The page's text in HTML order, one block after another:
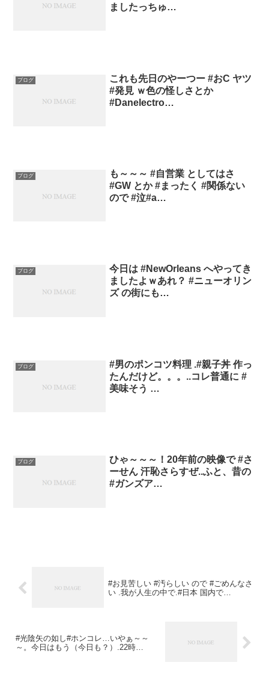
ましたっちゅ…
ブログ
これも先日のやーつー #おC ヤツ
#発見 ｗ色の怪しさとか
#Danelectro…
ブログ
も～～～ #自営業 としてはさ
#GW とか #まったく #関係ない
ので #泣#a…
ブログ
今日は #NewOrleans へやってき
ましたよｗあれ？ #ニューオリン
ズ の街にも…
ブログ
#男のポンコツ料理 .#親子丼 作っ
たんだけど。。。..コレ普通に #
美味そう …
ブログ
ひゃ～～～！20年前の映像で #さ
ーせん 汗恥さらすぜ..ふと、昔の
#ガンズア…
#お見苦しい #汚らしい ので #ごめんなさ
い .我が人生の中で.#日本 国内で…
#光陰矢の如し#ホンコレ…いやぁ～～
～。今日はもう（今日も？）.22時…